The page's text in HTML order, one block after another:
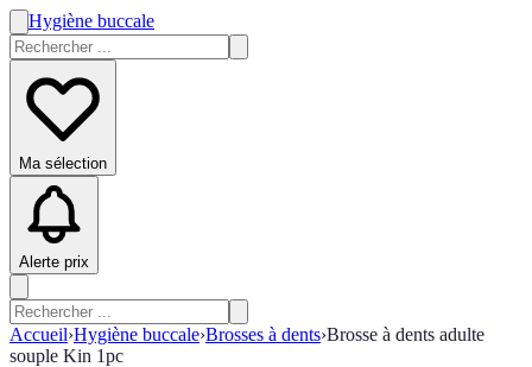
Hygiène buccale
Ma sélection
Alerte prix
Accueil›Hygiène buccale›Brosses à dents›Brosse à dents adulte
souple Kin 1pc